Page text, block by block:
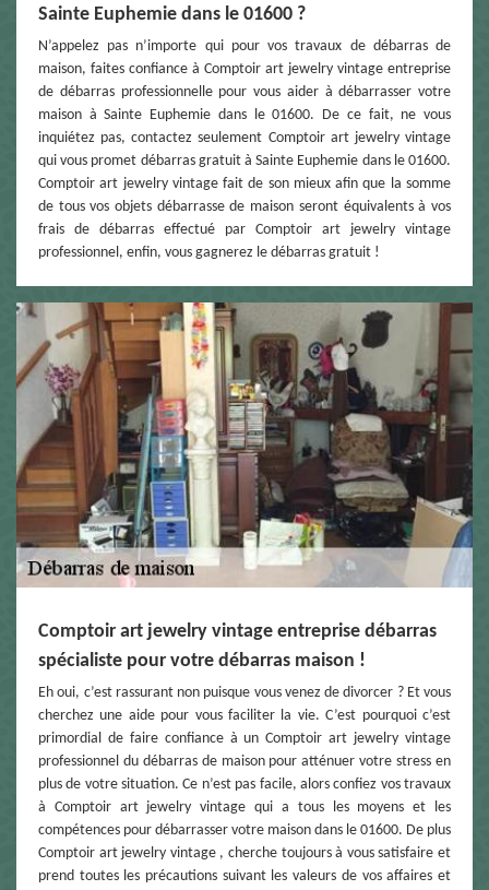
Sainte Euphemie dans le 01600 ?
N’appelez pas n’importe qui pour vos travaux de débarras de
maison, faites confiance à Comptoir art jewelry vintage entreprise
de débarras professionnelle pour vous aider à débarrasser votre
maison à Sainte Euphemie dans le 01600. De ce fait, ne vous
inquiétez pas, contactez seulement Comptoir art jewelry vintage
qui vous promet débarras gratuit à Sainte Euphemie dans le 01600.
Comptoir art jewelry vintage fait de son mieux afin que la somme
de tous vos objets débarrasse de maison seront équivalents à vos
frais de débarras effectué par Comptoir art jewelry vintage
professionnel, enfin, vous gagnerez le débarras gratuit !
Comptoir art jewelry vintage entreprise débarras
spécialiste pour votre débarras maison !
Eh oui, c’est rassurant non puisque vous venez de divorcer ? Et vous
cherchez une aide pour vous faciliter la vie. C’est pourquoi c’est
primordial de faire confiance à un Comptoir art jewelry vintage
professionnel du débarras de maison pour atténuer votre stress en
plus de votre situation. Ce n’est pas facile, alors confiez vos travaux
à Comptoir art jewelry vintage qui a tous les moyens et les
compétences pour débarrasser votre maison dans le 01600. De plus
Comptoir art jewelry vintage , cherche toujours à vous satisfaire et
prend toutes les précautions suivant les valeurs de vos affaires et